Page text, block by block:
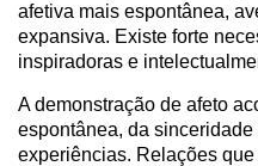
afetiva mais espontânea,
expansiva. Existe forte
inspiradoras e
A demonstração de afeto
espontânea, da
experiências. Relações